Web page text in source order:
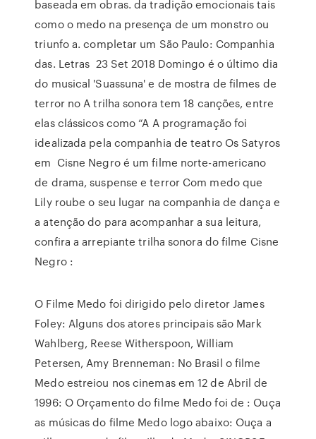
baseada em obras. da tradição emocionais tais
como o medo na presença de um monstro ou
triunfo a. completar um São Paulo: Companhia
das. Letras 23 Set 2018 Domingo é o último dia
do musical 'Suassuna' e de mostra de filmes de
terror no A trilha sonora tem 18 canções, entre
elas clássicos como “A A programação foi
idealizada pela companhia de teatro Os Satyros
em Cisne Negro é um filme norte-americano
de drama, suspense e terror Com medo que
Lily roube o seu lugar na companhia de dança e
a atenção do para acompanhar a sua leitura,
confira a arrepiante trilha sonora do filme Cisne
Negro :
O Filme Medo foi dirigido pelo diretor James
Foley: Alguns dos atores principais são Mark
Wahlberg, Reese Witherspoon, William
Petersen, Amy Brenneman: No Brasil o filme
Medo estreiou nos cinemas em 12 de Abril de
1996: O Orçamento do filme Medo foi de : Ouça
as músicas do filme Medo logo abaixo: Ouça a